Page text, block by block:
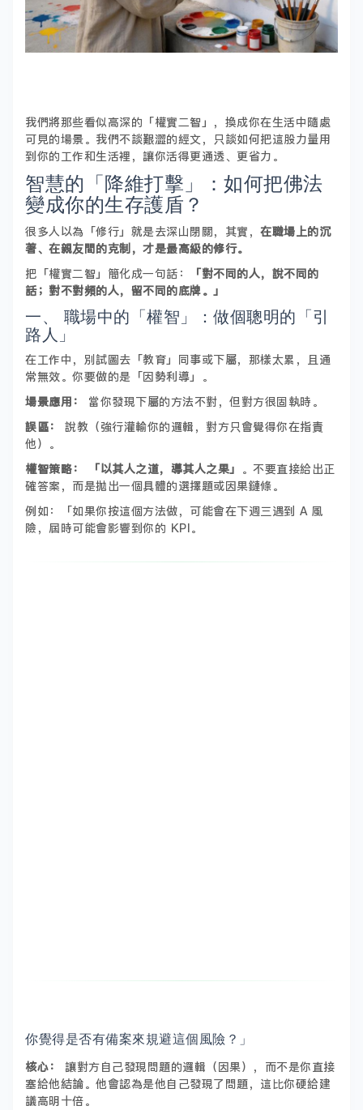
我們將那些看似高深的「權實二智」，換成你在生活中隨處
可見的場景。我們不談艱澀的經文，只談如何把這股力量用
到你的工作和生活裡，讓你活得更通透、更省力。
智慧的「降維打擊」：如何把佛法
變成你的生存護盾？
很多人以為「修行」就是去深山閉關，其實， 在職場上的沉
著、在親友間的克制，才是最高級的修行。
把「權實二智」簡化成一句話：
「對不同的人，說不同的
話；對不對頻的人，留不同的底牌。」
一、 職場中的「權智」：做個聰明的「引
路人」
在工作中，別試圖去「教育」同事或下屬，那樣太累，且通
常無效。你要做的是「因勢利導」。
場景應用：
當你發現下屬的方法不對，但對方很固執時。
誤區：
說教（強行灌輸你的邏輯，對方只會覺得你在指責
他）。
權智策略：
「以其人之道，導其人之果」 。不要直接給出正
確答案，而是拋出一個具體的選擇題或因果鏈條。
例如：「如果你按這個方法做，可能會在下週三遇到 A 風
險，屆時可能會影響到你的 KPI。
你覺得是否有備案來規避這個風險？」
核心：
讓對方自己發現問題的邏輯（因果），而不是你直接
塞給他結論。他會認為是他自己發現了問題，這比你硬給建
議高明十倍。